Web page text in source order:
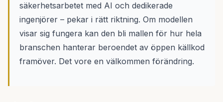
säkerhetsarbetet med AI och dedikerade
ingenjörer – pekar i rätt riktning. Om modellen
visar sig fungera kan den bli mallen för hur hela
branschen hanterar beroendet av öppen källkod
framöver. Det vore en välkommen förändring.